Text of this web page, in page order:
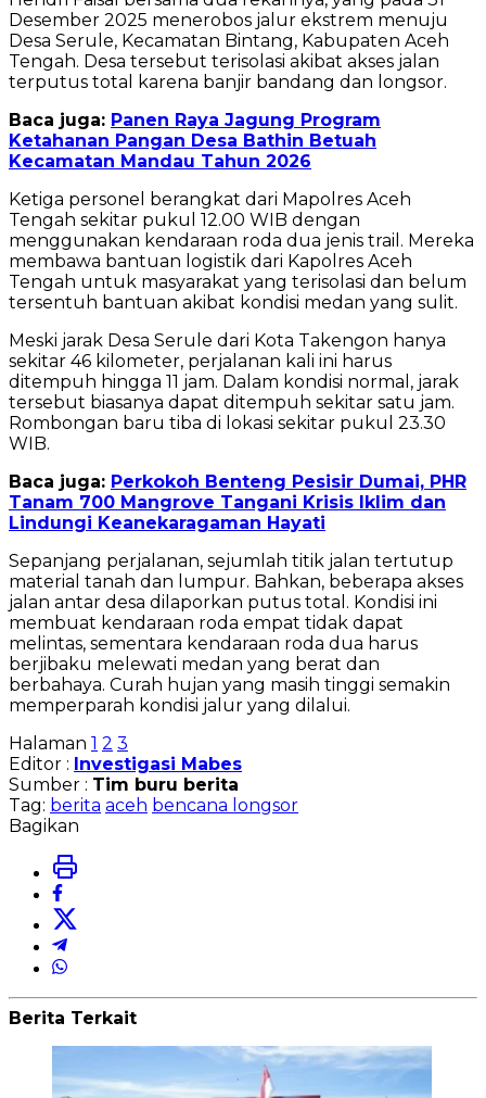
Desember 2025 menerobos jalur ekstrem menuju
Desa Serule, Kecamatan Bintang, Kabupaten Aceh
Tengah. Desa tersebut terisolasi akibat akses jalan
terputus total karena banjir bandang dan longsor.
Baca juga: Panen Raya Jagung Program
Ketahanan Pangan Desa Bathin Betuah
Kecamatan Mandau Tahun 2026
Ketiga personel berangkat dari Mapolres Aceh
Tengah sekitar pukul 12.00 WIB dengan
menggunakan kendaraan roda dua jenis trail. Mereka
membawa bantuan logistik dari Kapolres Aceh
Tengah untuk masyarakat yang terisolasi dan belum
tersentuh bantuan akibat kondisi medan yang sulit.
Meski jarak Desa Serule dari Kota Takengon hanya
sekitar 46 kilometer, perjalanan kali ini harus
ditempuh hingga 11 jam. Dalam kondisi normal, jarak
tersebut biasanya dapat ditempuh sekitar satu jam.
Rombongan baru tiba di lokasi sekitar pukul 23.30
WIB.
Baca juga: Perkokoh Benteng Pesisir Dumai, PHR
Tanam 700 Mangrove Tangani Krisis Iklim dan
Lindungi Keanekaragaman Hayati
Sepanjang perjalanan, sejumlah titik jalan tertutup
material tanah dan lumpur. Bahkan, beberapa akses
jalan antar desa dilaporkan putus total. Kondisi ini
membuat kendaraan roda empat tidak dapat
melintas, sementara kendaraan roda dua harus
berjibaku melewati medan yang berat dan
berbahaya. Curah hujan yang masih tinggi semakin
memperparah kondisi jalur yang dilalui.
Halaman 1 2 3
Editor : Investigasi Mabes
Sumber : Tim buru berita
Tag: berita aceh bencana longsor
Bagikan
Berita Terkait